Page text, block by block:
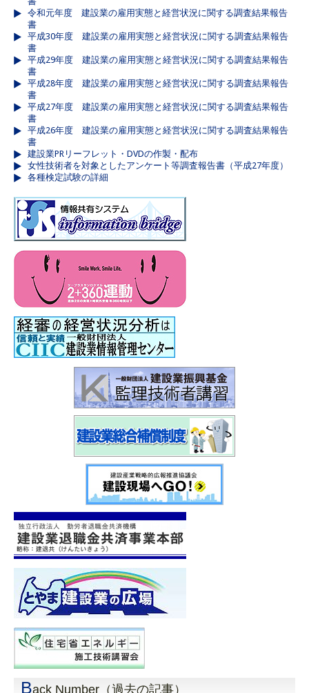
令和元年度 建設業の雇用実態と経営状況に関する調査結果報告
書
平成30年度 建設業の雇用実態と経営状況に関する調査結果報告
書
平成29年度 建設業の雇用実態と経営状況に関する調査結果報告
書
平成28年度 建設業の雇用実態と経営状況に関する調査結果報告
書
平成27年度 建設業の雇用実態と経営状況に関する調査結果報告
書
平成26年度 建設業の雇用実態と経営状況に関する調査結果報告
書
建設業PRリーフレット・DVDの作製・配布
女性技術者を対象としたアンケート等調査報告書（平成27年度）
各種検定試験の詳細
Back Number（過去の記事）